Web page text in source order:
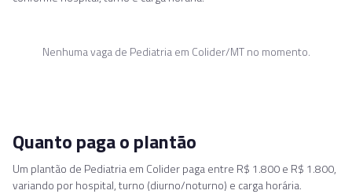
Nenhuma vaga de Pediatriaem Colider/MTno momento.
Quanto paga o plantão
Um plantão de Pediatria em Colider paga entre R$ 1.800 e R$ 1.800,
variando por hospital, turno (diurno/noturno) e carga horária.